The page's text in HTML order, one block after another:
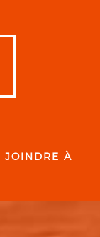
JOINDRE À